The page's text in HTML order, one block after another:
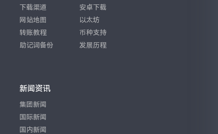
下载渠道
网站地图
转账教程
助记词备份
安卓下载
以太坊
币种支持
发展历程
新闻资讯
集团新闻
国际新闻
国内新闻